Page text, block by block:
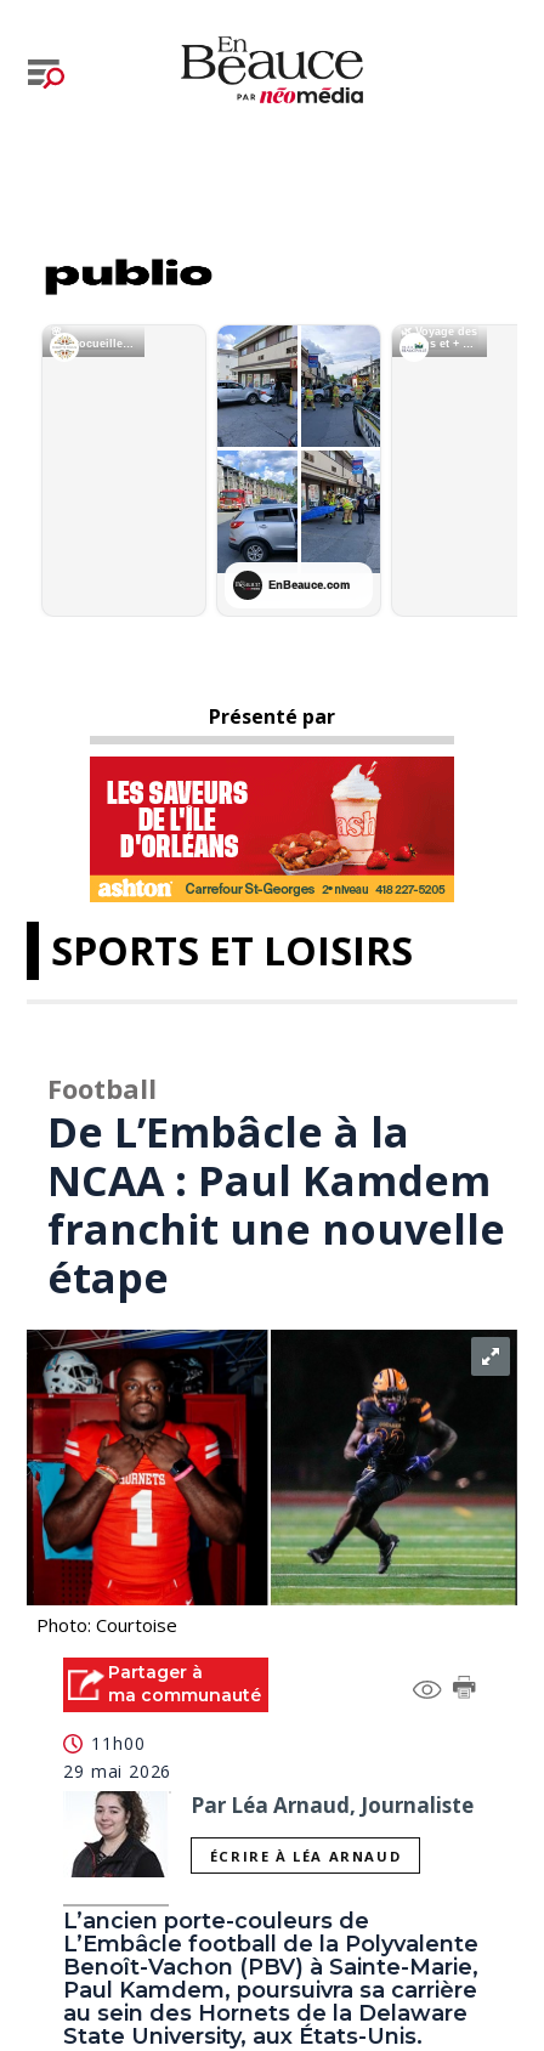
Présenté par
SPORTS ET LOISIRS
Football
De L’Embâcle à la
NCAA : Paul Kamdem
franchit une nouvelle
étape
Photo: Courtoise
Partager à
ma communauté
11h00
29 mai 2026
Par Léa Arnaud, Journaliste
ÉCRIRE À LÉA ARNAUD
L’ancien porte-couleurs de
L’Embâcle football de la Polyvalente
Benoît-Vachon (PBV) à Sainte-Marie,
Paul Kamdem, poursuivra sa carrière
au sein des Hornets de la Delaware
State University, aux États-Unis.